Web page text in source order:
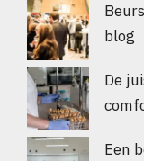
blog
De
Een